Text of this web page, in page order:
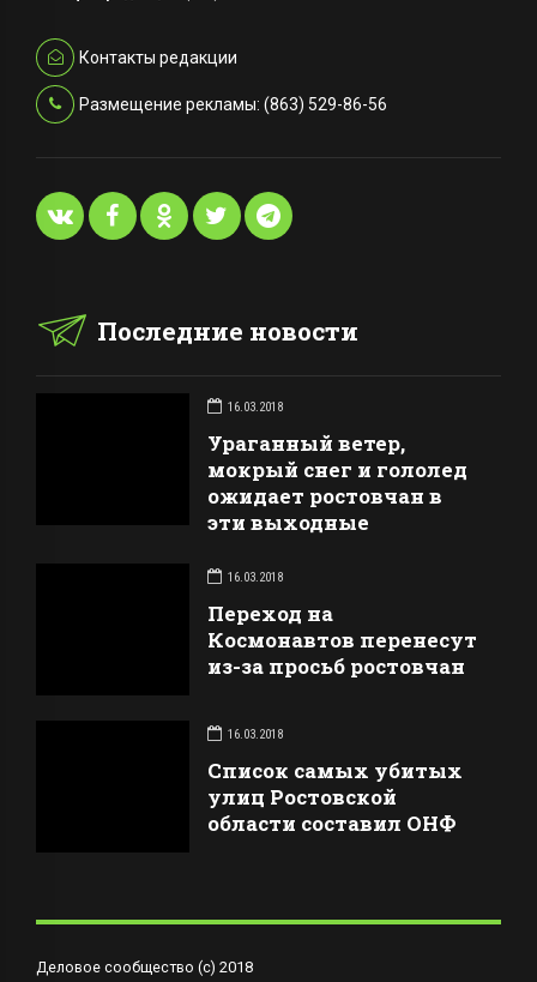
Контакты редакции
Размещение рекламы: (863) 529-86-56
Последние новости
16.03.2018
Ураганный ветер,
мокрый снег и гололед
ожидает ростовчан в
эти выходные
16.03.2018
Переход на
Космонавтов перенесут
из-за просьб ростовчан
16.03.2018
Список самых убитых
улиц Ростовской
области составил ОНФ
Деловое сообщество (с) 2018